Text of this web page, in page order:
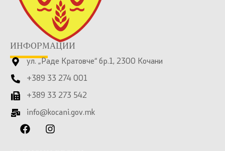
ИНФОРМАЦИИ
ул. „Раде Кратовче“ бр.1, 2300 Кочани
+389 33 274 001
+389 33 273 542
info@kocani.gov.mk